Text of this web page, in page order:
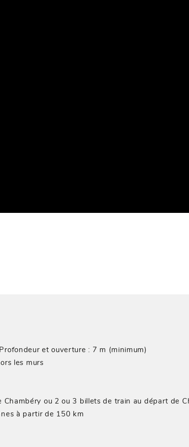
et ouverture : 7 m (minimum)
les murs
ou 2 ou 3 billets de train au départ de
à partir de 150 km